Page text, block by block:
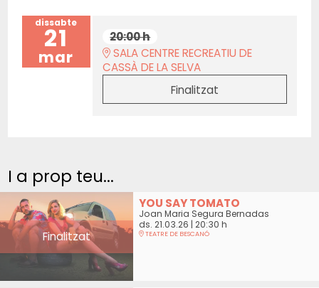
dissabte
21
mar
20:00 h
SALA CENTRE RECREATIU DE
CASSÀ DE LA SELVA
Finalitzat
I a prop teu...
Finalitzat
YOU SAY TOMATO
Joan Maria Segura Bernadas
ds. 21.03.26 | 20:30 h
TEATRE DE BESCANÓ